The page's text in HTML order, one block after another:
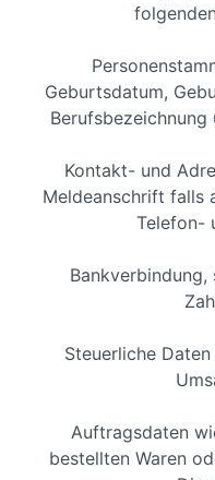
Geburtsdatum,
Kontakt- und
Meldeanschrift falls
Telefon-
Steuerliche
Auftragsdaten
bestellten Waren